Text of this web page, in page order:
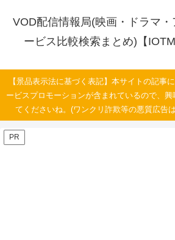
VOD配信情報局(映画・ドラマ
ービス比較検索まとめ)【
【景品表示法に基づく表記】本サイトの記事
ービスプロモーションが含まれているので、
てくださいね。(ワンクリ詐欺等の悪質広告
PR